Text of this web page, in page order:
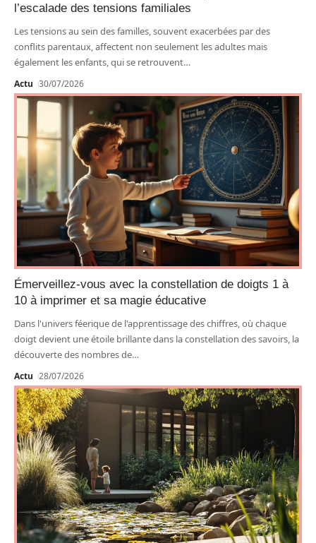
l’escalade des tensions familiales
Les tensions au sein des familles, souvent exacerbées par des
conflits parentaux, affectent non seulement les adultes mais
également les enfants, qui se retrouvent…
Actu 30/07/2026
Émerveillez-vous avec la constellation de doigts 1 à
10 à imprimer et sa magie éducative
Dans l'univers féerique de l'apprentissage des chiffres, où chaque
doigt devient une étoile brillante dans la constellation des savoirs, la
découverte des nombres de…
Actu 28/07/2026